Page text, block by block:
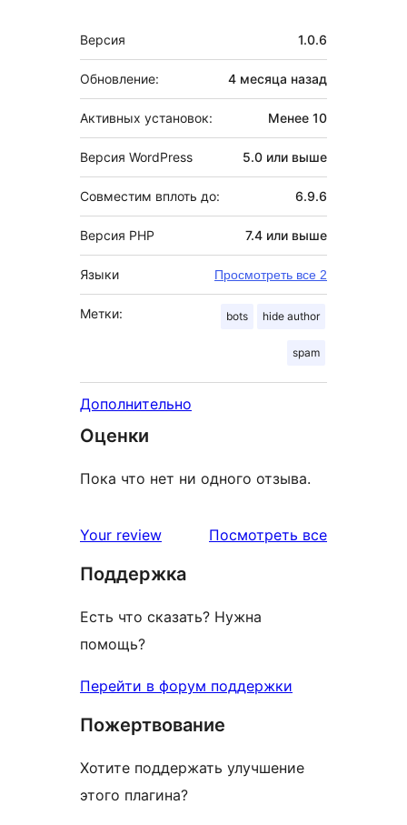
Мета
Версия 1.0.6
Обновление: 4 месяца назад
Активных установок: Менее 10
Версия WordPress 5.0 или выше
Совместим вплоть до: 6.9.6
Версия PHP 7.4 или выше
Языки Просмотреть все 2
Метки: bots hide author
spam
Дополнительно
Оценки
Пока что нет ни одного отзыва.
Your review Посмотреть всеотзывы
Поддержка
Есть что сказать? Нужна
помощь?
Перейти в форум поддержки
Пожертвование
Хотите поддержать улучшение
этого плагина?